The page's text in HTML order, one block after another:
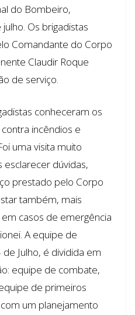
do Bombeiro,
Os brigadistas
Comandante do Corpo
Claudir Roque
de serviço.
conheceram os
incêndios e
uma visita muito
esclarecer dúvidas,
prestado pelo Corpo
também, mais
casos de emergência
A equipe de
Julho, é dividida em
equipe de combate,
de primeiros
um planejamento